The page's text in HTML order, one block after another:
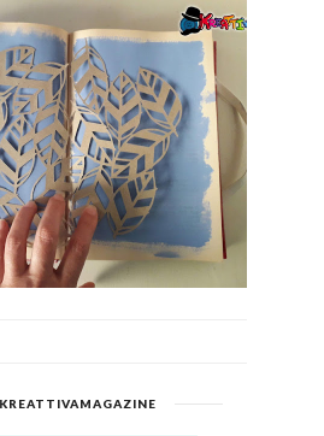
KREATTIVAMAGAZINE